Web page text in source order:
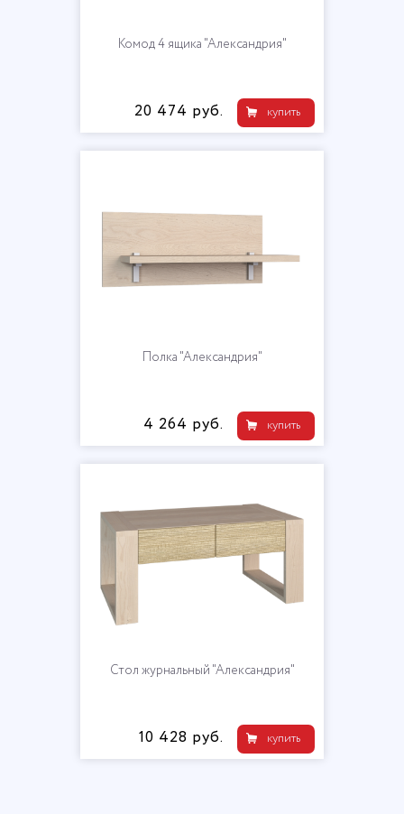
Комод 4 ящика "Александрия"
купить
20 474 руб.
Полка "Александрия"
купить
4 264 руб.
Стол журнальный "Александрия"
купить
10 428 руб.